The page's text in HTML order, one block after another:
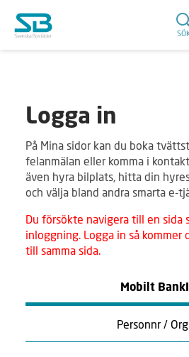
Logga in
På Mina sidor kan du boka
felanmälan eller komma i
även hyra bilplats, hitta din
och välja bland andra smarta e-
Du försökte navigera till en sida
inloggning. Logga in så kommer
till samma sida.
Mobilt
Personnr /